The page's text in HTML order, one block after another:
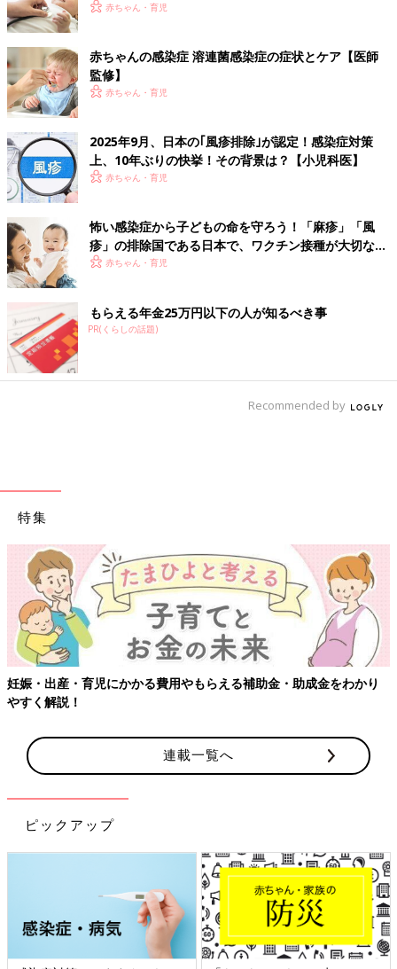
赤ちゃん・育児
赤ちゃんの感染症 溶連菌感染症の症状とケア【医師
監修】
赤ちゃん・育児
2025年9月、日本の｢風疹排除｣が認定！感染症対策
上、10年ぶりの快挙！その背景は？【小児科医】
赤ちゃん・育児
怖い感染症から子どもの命を守ろう！「麻疹」「風
疹」の排除国である日本で、ワクチン接種が大切な理
由とは？【小児科医】
赤ちゃん・育児
もらえる年金25万円以下の人が知るべき事
PR(くらしの話題)
Recommended by
特集
妊娠・出産・育児にかかる費用やもらえる補助金・助成金をわかり
やすく解説！
連載一覧へ
ピックアップ